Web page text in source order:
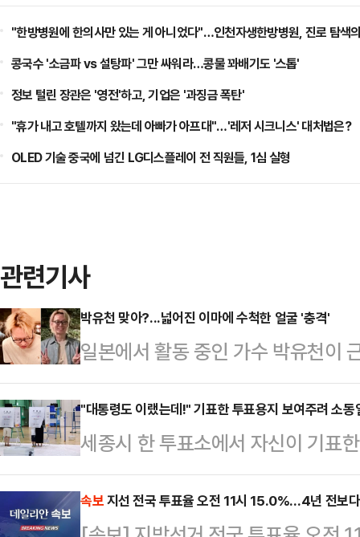
"한방병원에 한의사만 있는 게 아니었다"…인천자생한방병원, 진로 탐색
콩국수 '소금파 vs 설탕파' 그만 싸워라…콩물 꽈배기도 '스톱'
정보 털린 장관은 '영전'하고, 기업은 '과징금 폭탄'
"휴가 내고 호텔까지 왔는데 아빠가 아프대"…'레저 시크니스' 대처법은?
OLED 기술 중국에 넘긴 LG디스플레이 전 직원들, 1심 실형
관련기사
박유천 맞아?...넓어진 이마에 수척한 얼굴 '충격'
일본에서 활동 중인 가수 박유천이
자신의 사회관계망서비스(SNS)를
된 사진에는 식당으로 보이는 공간
습과 브이자를 그리며 미소 짓는 모
이전보다 수척해진 얼굴이 눈길을
천은 지난 2016년 성 추문에 휘말
"대통령도 이랬는데!" 기표한 투표용지 보여주려 소
세종시 한 투표소에서 자신이 기표
주변에 보여주려고 한 40대 남성이
는 소동이 일어났다.6·3 지방선거
속보지선 전국 투표율 오전 11시 15.0%…4년 전